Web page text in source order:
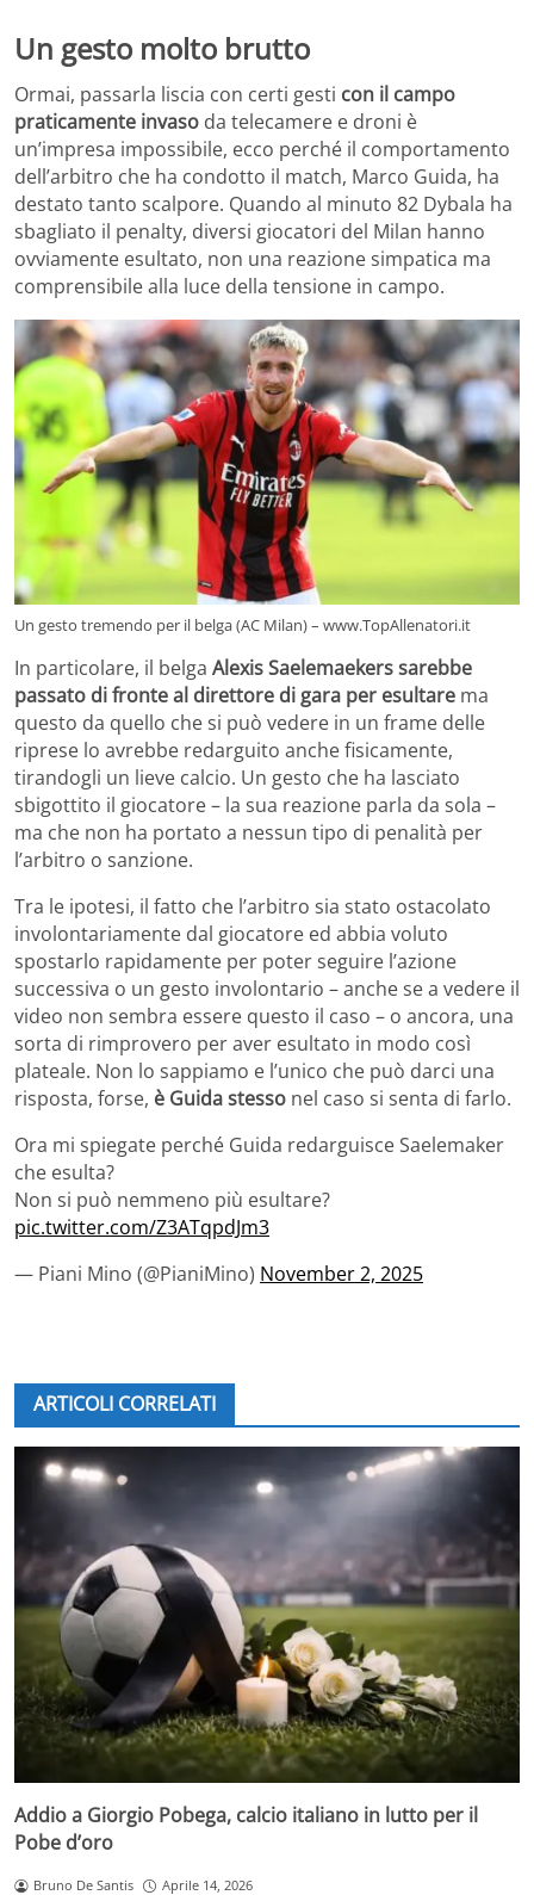
Un gesto molto brutto
Ormai, passarla liscia con certi gesti con il campo
praticamente invaso da telecamere e droni è
un’impresa impossibile, ecco perché il comportamento
dell’arbitro che ha condotto il match, Marco Guida, ha
destato tanto scalpore. Quando al minuto 82 Dybala ha
sbagliato il penalty, diversi giocatori del Milan hanno
ovviamente esultato, non una reazione simpatica ma
comprensibile alla luce della tensione in campo.
Un gesto tremendo per il belga (AC Milan) – www.TopAllenatori.it
In particolare, il belga Alexis Saelemaekers sarebbe
passato di fronte al direttore di gara per esultare ma
questo da quello che si può vedere in un frame delle
riprese lo avrebbe redarguito anche fisicamente,
tirandogli un lieve calcio. Un gesto che ha lasciato
sbigottito il giocatore – la sua reazione parla da sola –
ma che non ha portato a nessun tipo di penalità per
l’arbitro o sanzione.
Tra le ipotesi, il fatto che l’arbitro sia stato ostacolato
involontariamente dal giocatore ed abbia voluto
spostarlo rapidamente per poter seguire l’azione
successiva o un gesto involontario – anche se a vedere il
video non sembra essere questo il caso – o ancora, una
sorta di rimprovero per aver esultato in modo così
plateale. Non lo sappiamo e l’unico che può darci una
risposta, forse, è Guida stesso nel caso si senta di farlo.
Ora mi spiegate perché Guida redarguisce Saelemaker
che esulta?
Non si può nemmeno più esultare?
pic.twitter.com/Z3ATqpdJm3
— Piani Mino (@PianiMino) November 2, 2025
ARTICOLI CORRELATI
Addio a Giorgio Pobega, calcio italiano in lutto per il
Pobe d’oro
Bruno De Santis Aprile 14, 2026